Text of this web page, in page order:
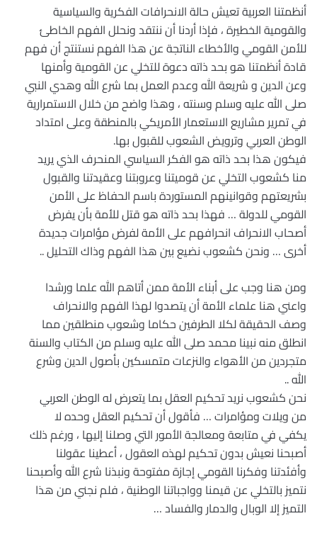
أنظمتنا العربية تعيش حالة الانحرافات الفكرية والسياسية
والقومية الخطيرة ، فإذا أردنا أن ننتقد ونحلل الفهم الخاطئ
للأمن القومي والأخطاء الناتجة عن هذا الفهم نستنتج أن فهم
قادة أنظمتنا هو بحد ذاته دعوة للتخلي عن القومية وأمنها
وعن الدين و شريعة الله وعدم العمل بما شرع الله وهدي النبي
صلى الله عليه وسلم وسنته ، وهذا واضح من خلال الاستمرارية
في تمرير مشاريع الاستعمار الأمريكي بالمنطقة وعلى امتداد
الوطن العربي وترويض الشعوب للقبول بها.
فيكون هذا بحد ذاته هو الفكر السياسي المنحرف الذي يريد
منا كشعوب التخلي عن قوميتنا وعروبتنا وعقيدتنا والقبول
بشريعتهم وقوانينهم المستوردة باسم الحفاظ على الأمن
القومي للدولة … فهذا بحد ذاته هو قتل للأمة بأن يفرض
أصحاب الانحراف انحرافهم على الأمة لفرض مؤامرات جديدة
أخرى … ونحن كشعوب نضيع بين هذا الفهم وذاك التحليل ..
ومن هنا وجب على أبناء الأمة ممن أتاهم الله علما ورشدا
واعني هنا علماء الأمة أن يتصدوا لهذا الفهم والانحراف
وصف الحقيقة لكلا الطرفين حكاما وشعوب منطلقين مما
انطلق منه نبينا محمد صلى الله عليه وسلم من الكتاب والسنة
متجردين من الأهواء والنزعات متمسكين بأصول الدين وشرع
الله ..
نحن كشعوب نريد تحكيم العقل بما يتعرض له الوطن العربي
من ويلات ومؤامرات … فأقول أن تحكيم العقل وحده لا
يكفي في متابعة ومعالجة الأمور التي وصلنا إليها ، ورغم ذلك
أصبحنا نعيش بدون تحكيم لهذه العقول ، أعطينا عقولنا
وأفئدتنا وفكرنا القومي إجازة مفتوحة ونبذنا شرع الله وأصبحنا
نتميز بالتخلي عن قيمنا وواجباتنا الوطنية ، فلم نجني من هذا
التميز إلا الوبال والدمار والفساد …